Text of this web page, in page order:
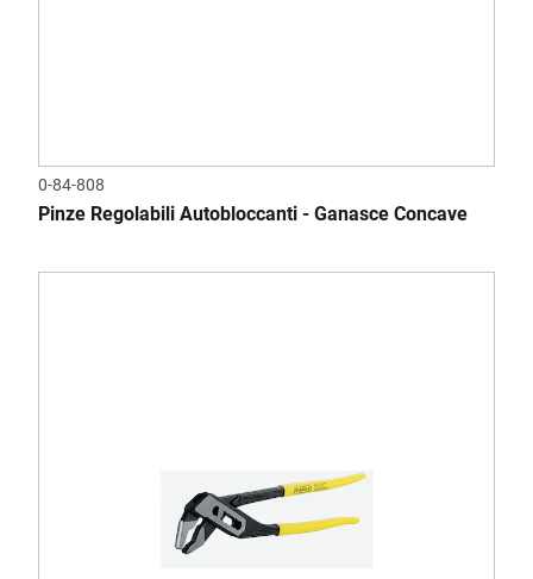
0-84-808
Pinze Regolabili Autobloccanti - Ganasce Concave